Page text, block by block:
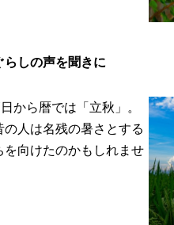
しの声を聞きに
から暦では「立秋」。
人は名残の暑さとする
向けたのかもしれませ